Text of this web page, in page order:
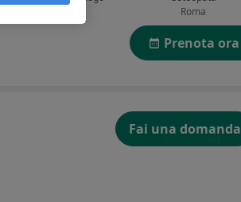
Roma
Prenota ora
Fai una domanda